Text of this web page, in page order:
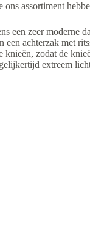
assortiment
een zeer moderne
een achterzak met
zodat de
extreem